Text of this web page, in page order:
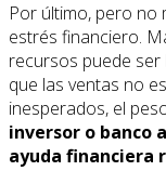
Por último, pero no
estrés financiero.
recursos puede
que las ventas no
inesperados, el
inversor o banco
ayuda financiera